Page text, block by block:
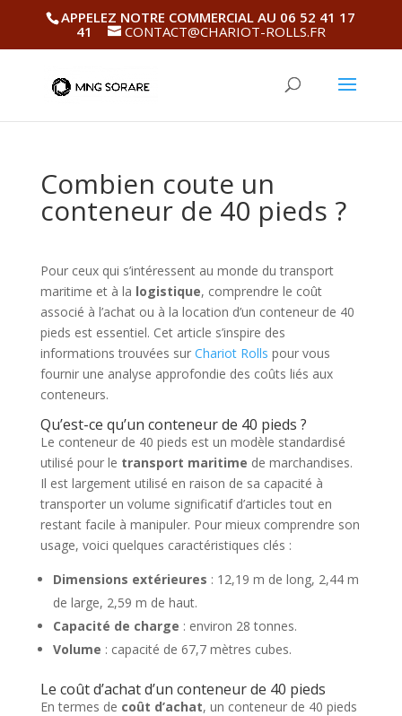
APPELEZ NOTRE COMMERCIAL AU 06 52 41 17
41
CONTACT@CHARIOT-ROLLS.FR
Combien coute un
conteneur de 40 pieds ?
Pour ceux qui s’intéressent au monde du transport
maritime et à la logistique, comprendre le coût
associé à l’achat ou à la location d’un conteneur de 40
pieds est essentiel. Cet article s’inspire des
informations trouvées sur Chariot Rolls pour vous
fournir une analyse approfondie des coûts liés aux
conteneurs.
Qu’est-ce qu’un conteneur de 40 pieds ?
Le conteneur de 40 pieds est un modèle standardisé
utilisé pour le transport maritime de marchandises.
Il est largement utilisé en raison de sa capacité à
transporter un volume significatif d’articles tout en
restant facile à manipuler. Pour mieux comprendre son
usage, voici quelques caractéristiques clés :
Dimensions extérieures : 12,19 m de long, 2,44 m
de large, 2,59 m de haut.
Capacité de charge : environ 28 tonnes.
Volume : capacité de 67,7 mètres cubes.
Le coût d’achat d’un conteneur de 40 pieds
En termes de coût d’achat, un conteneur de 40 pieds